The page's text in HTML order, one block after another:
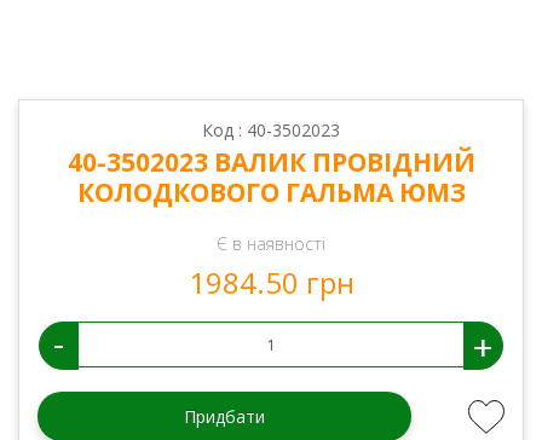
Код : 40-3502023
40-3502023 ВАЛИК ПРОВІДНИЙ
КОЛОДКОВОГО ГАЛЬМА ЮМЗ
Є в наявності
1984.50 грн
- +
Придбати